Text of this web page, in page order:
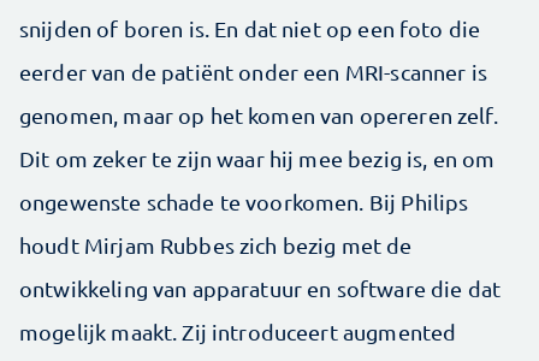
snijden of boren is. En dat niet op een foto die
eerder van de patiënt onder een MRI-scanner is
genomen, maar op het komen van opereren zelf.
Dit om zeker te zijn waar hij mee bezig is, en om
ongewenste schade te voorkomen. Bij Philips
houdt Mirjam Rubbes zich bezig met de
ontwikkeling van apparatuur en software die dat
mogelijk maakt. Zij introduceert augmented